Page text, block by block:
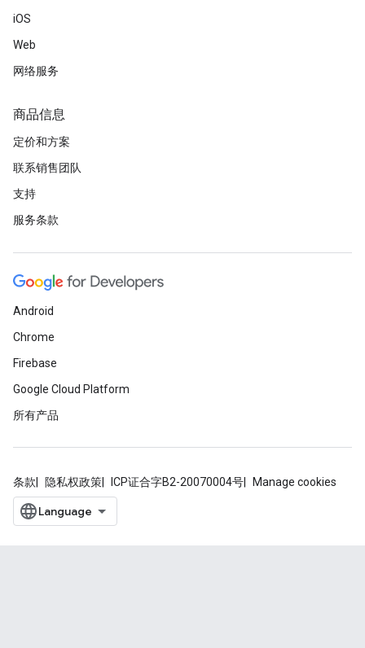
iOS
Web
网络服务
商品信息
定价和方案
联系销售团队
支持
服务条款
Android
Chrome
Firebase
Google Cloud Platform
所有产品
条款 隐私权政策 ICP证合字B2-20070004号 Manage cookies